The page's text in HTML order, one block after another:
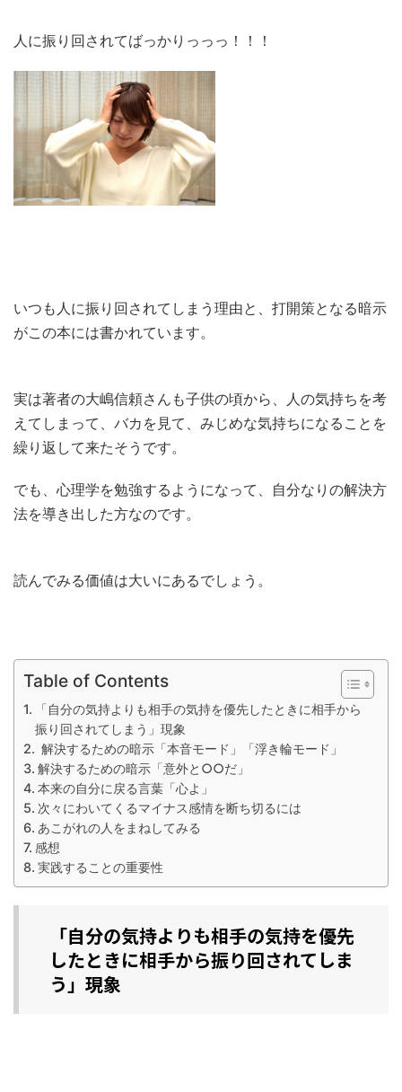
人に振り回されてばっかりっっっ！！！
いつも人に振り回されてしまう理由と、打開策となる暗示
がこの本には書かれています。
実は著者の大嶋信頼さんも子供の頃から、人の気持ちを考
えてしまって、バカを見て、みじめな気持ちになることを
繰り返して来たそうです。
でも、心理学を勉強するようになって、自分なりの解決方
法を導き出した方なのです。
読んでみる価値は大いにあるでしょう。
Table of Contents
「自分の気持よりも相手の気持を優先したときに相手から
振り回されてしまう」現象
解決するための暗示「本音モード」「浮き輪モード」
解決するための暗示「意外と○○だ」
本来の自分に戻る言葉「心よ」
次々にわいてくるマイナス感情を断ち切るには
あこがれの人をまねしてみる
感想
実践することの重要性
「自分の気持よりも相手の気持を優先
したときに相手から振り回されてしま
う」現象